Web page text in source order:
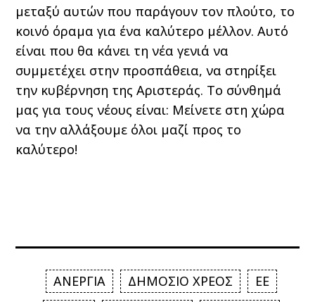
μεταξύ αυτών που παράγουν τον πλούτο, το
κοινό όραμα για ένα καλύτερο μέλλον. Αυτό
είναι που θα κάνει τη νέα γενιά να
συμμετέχει στην προσπάθεια, να στηρίξει
την κυβέρνηση της Αριστεράς. Το σύνθημά
μας για τους νέους είναι: Μείνετε στη χώρα
να την αλλάξουμε όλοι μαζί προς το
καλύτερο!
ΑΝΕΡΓΙΑ ΔΗΜΟΣΙΟ ΧΡΕΟΣ
ΕΕ